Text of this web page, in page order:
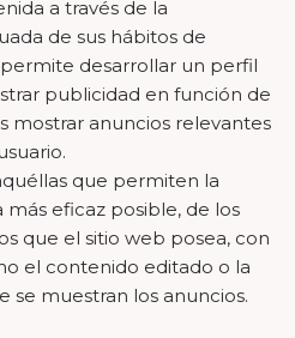
a través de la
de sus hábitos de
desarrollar un perfil
publicidad en función de
mostrar anuncios relevantes
que permiten la
más eficaz posible, de los
que el sitio web posea, con
el contenido editado o la
se muestran los anuncios.